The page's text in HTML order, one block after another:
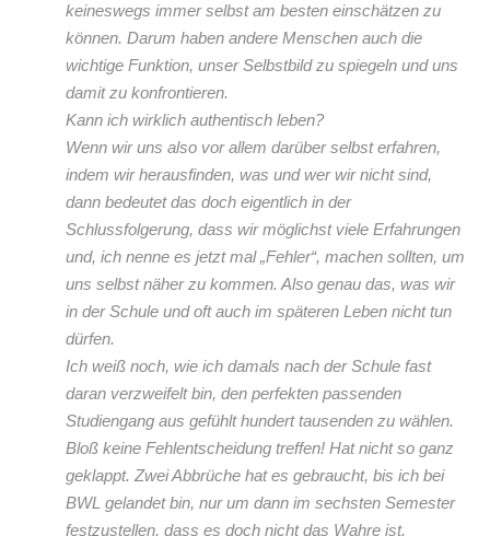
keineswegs immer selbst am besten einschätzen zu
können. Darum haben andere Menschen auch die
wichtige Funktion, unser Selbstbild zu spiegeln und uns
damit zu konfrontieren.
Kann ich wirklich authentisch leben?
Wenn wir uns also vor allem darüber selbst erfahren,
indem wir herausfinden, was und wer wir nicht sind,
dann bedeutet das doch eigentlich in der
Schlussfolgerung, dass wir möglichst viele Erfahrungen
und, ich nenne es jetzt mal „Fehler“, machen sollten, um
uns selbst näher zu kommen. Also genau das, was wir
in der Schule und oft auch im späteren Leben nicht tun
dürfen.
Ich weiß noch, wie ich damals nach der Schule fast
daran verzweifelt bin, den perfekten passenden
Studiengang aus gefühlt hundert tausenden zu wählen.
Bloß keine Fehlentscheidung treffen! Hat nicht so ganz
geklappt. Zwei Abbrüche hat es gebraucht, bis ich bei
BWL gelandet bin, nur um dann im sechsten Semester
festzustellen, dass es doch nicht das Wahre ist.